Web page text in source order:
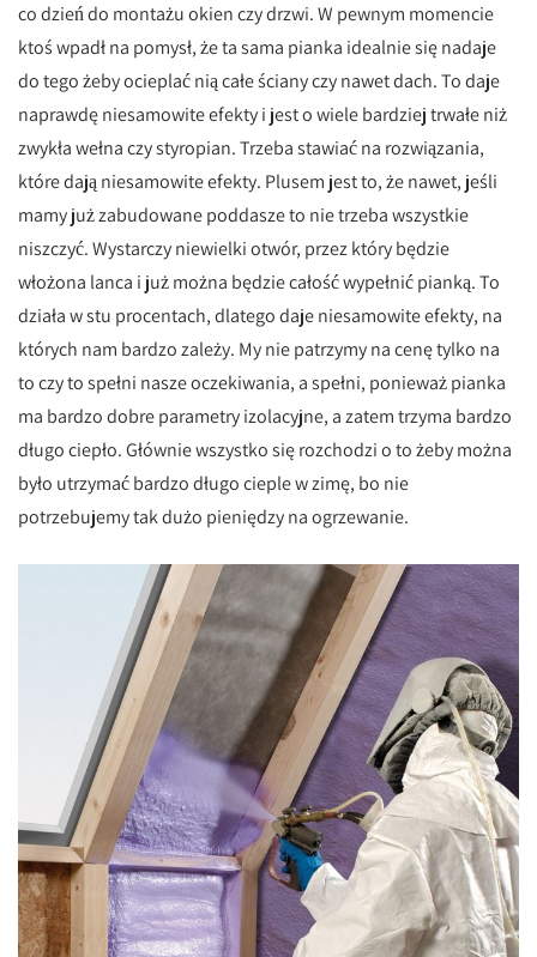
co dzień do montażu okien czy drzwi. W pewnym momencie
ktoś wpadł na pomysł, że ta sama pianka idealnie się nadaje
do tego żeby ocieplać nią całe ściany czy nawet dach. To daje
naprawdę niesamowite efekty i jest o wiele bardziej trwałe niż
zwykła wełna czy styropian. Trzeba stawiać na rozwiązania,
które dają niesamowite efekty. Plusem jest to, że nawet, jeśli
mamy już zabudowane poddasze to nie trzeba wszystkie
niszczyć. Wystarczy niewielki otwór, przez który będzie
włożona lanca i już można będzie całość wypełnić pianką. To
działa w stu procentach, dlatego daje niesamowite efekty, na
których nam bardzo zależy. My nie patrzymy na cenę tylko na
to czy to spełni nasze oczekiwania, a spełni, ponieważ pianka
ma bardzo dobre parametry izolacyjne, a zatem trzyma bardzo
długo ciepło. Głównie wszystko się rozchodzi o to żeby można
było utrzymać bardzo długo cieple w zimę, bo nie
potrzebujemy tak dużo pieniędzy na ogrzewanie.